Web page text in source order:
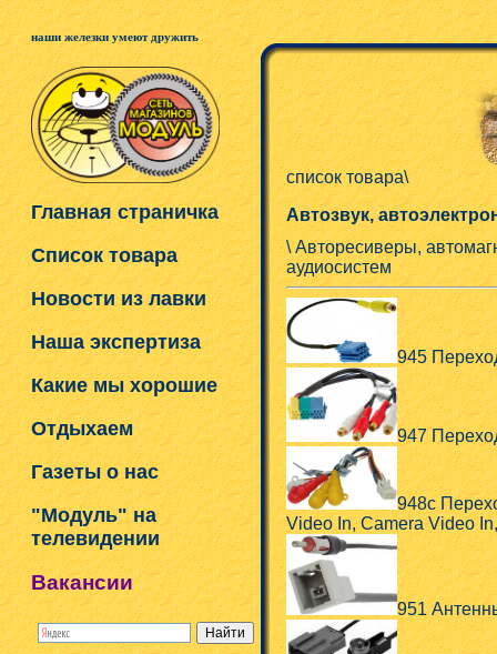
наши железки умеют дружить
Главная страничка
Список товара
Новости из лавки
Наша экспертиза
Какие мы хорошие
Отдыхаем
Газеты о нас
"Модуль" на
телевидении
Вакансии
список товара\
Автозвук,
\ Авторесиверы,
аудиосистем
945
947
948c
Video In, Camera Video
951